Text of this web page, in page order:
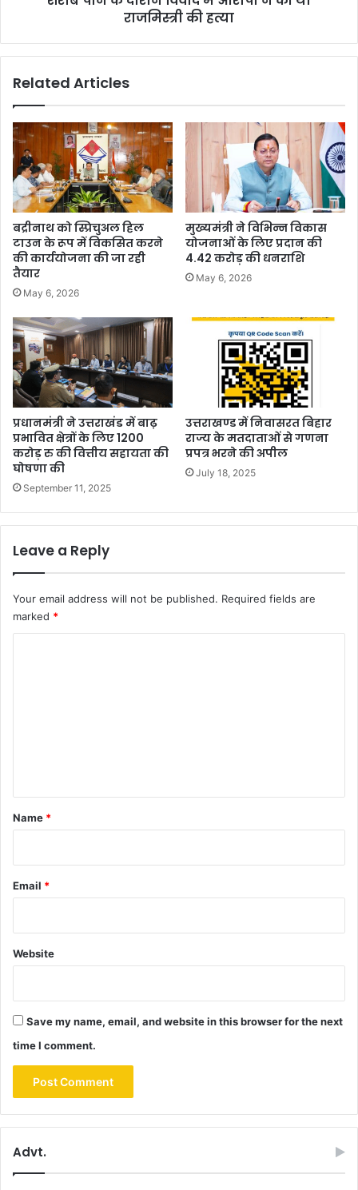
रो
की
थी
रा
ज
मि
स्त्री
की
ह
त्या
राजमिस्त्री की हत्या
Related Articles
बद्रीनाथ को स्प्रिचुअल हिल
टाउन के रूप में विकसित करने
की कार्ययोजना की जा रही
तैयार
May 6, 2026
मुख्यमंत्री ने विभिन्न विकास
योजनाओं के लिए प्रदान की
4.42 करोड़ की धनराशि
May 6, 2026
प्रधानमंत्री ने उत्तराखंड में बाढ़
प्रभावित क्षेत्रों के लिए 1200
करोड़ रु की वित्तीय सहायता की
घोषणा की
September 11, 2025
उत्तराखण्ड में निवासरत बिहार
राज्य के मतदाताओं से गणना
प्रपत्र भरने की अपील
July 18, 2025
Leave a Reply
Your email address will not be published. Required fields are
marked *
*
Name *
Email *
Website
Save my name, email, and website in this browser for the next
time I comment.
Advt.